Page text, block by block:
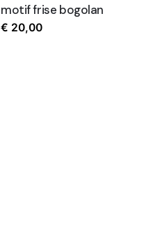
motif frise bogolan
€ 20,00